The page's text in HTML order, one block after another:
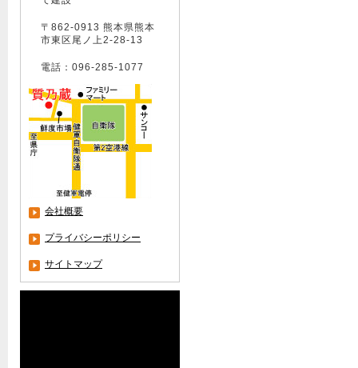
〒862-0913 熊本県熊本
市東区尾ノ上2-28-13
電話：096-285-1077
会社概要
プライバシーポリシー
サイトマップ